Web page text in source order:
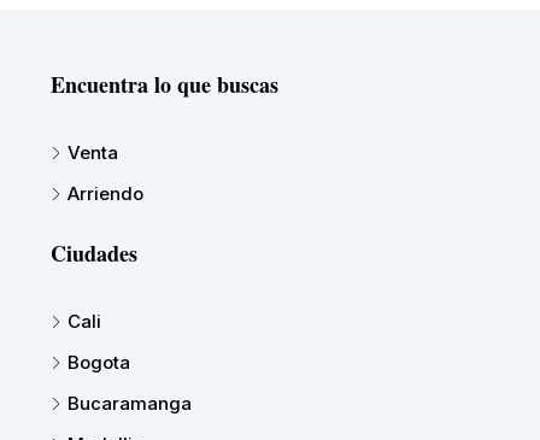
Encuentra lo que buscas
Venta
Arriendo
Ciudades
Cali
Bogota
Bucaramanga